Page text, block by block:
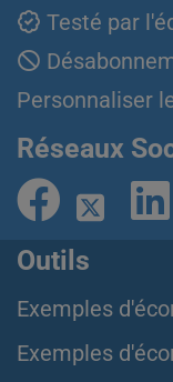
Testé par
Personnaliser
Réseaux
Outils
Exemples
Exemples